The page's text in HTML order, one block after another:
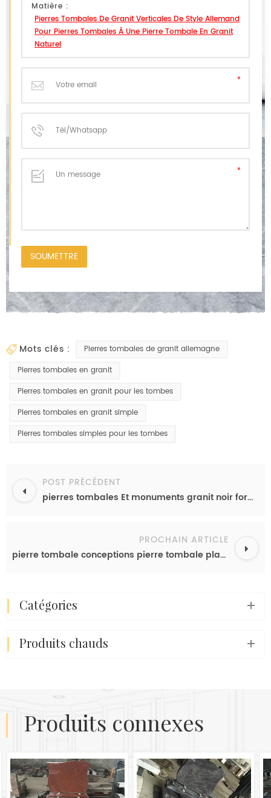
Matière :
Pierres Tombales De Granit Verticales De Style Allemand
Pour Pierres Tombales À Une Pierre Tombale En Granit
Naturel
mots clés :
Pierres tombales de granit allemagne
Pierres tombales en granit
Pierres tombales en granit pour les tombes
Pierres tombales en granit simple
Pierres tombales simples pour les tombes
POST PRÉCÉDENT
pierres tombales Et monuments granit noir format livre monuments pierre tombale simple
PROCHAIN ARTICLE
pierre tombale conceptions pierre tombale plate pierres tombales en granit pierres tombales en granit rouge
catégories
produits chauds
produits connexes